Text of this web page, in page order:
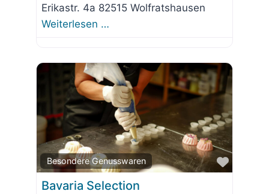
Erikastr. 4a 82515 Wolfratshausen
Weiterlesen …
Besondere Genusswaren
Favorit
Bavaria Selection